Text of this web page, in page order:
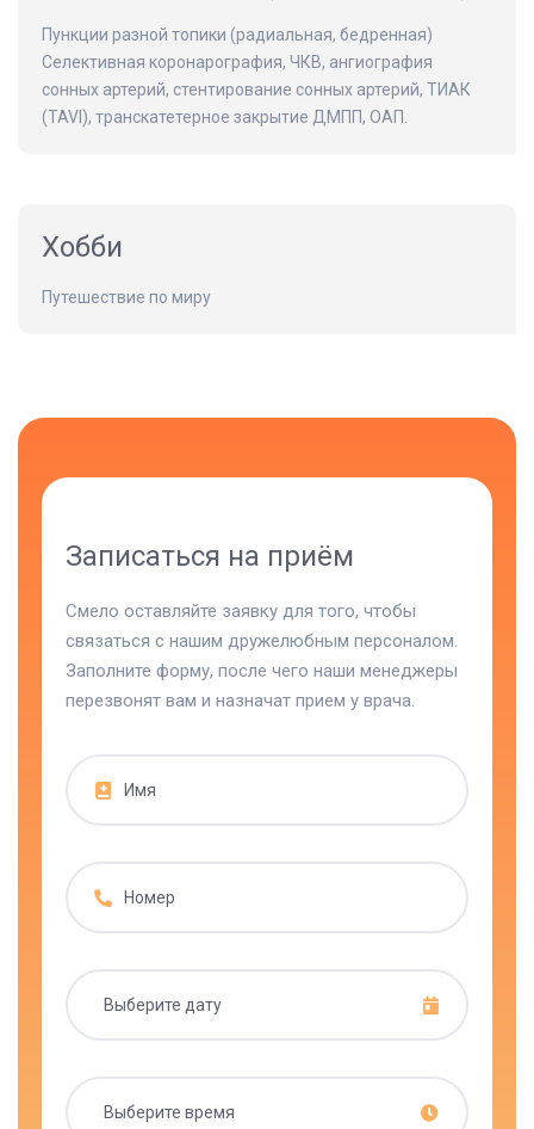
Пункции разной топики (радиальная, бедренная)
Селективная коронарография, ЧКВ, ангиография
сонных артерий, стентирование сонных артерий, ТИАК
(TAVI), транскатетерное закрытие ДМПП, ОАП.
Хобби
Путешествие по миру
Записаться на приём
Смело оставляйте заявку для того, чтобы
связаться с нашим дружелюбным персоналом.
Заполните форму, после чего наши менеджеры
перезвонят вам и назначат прием у врача.